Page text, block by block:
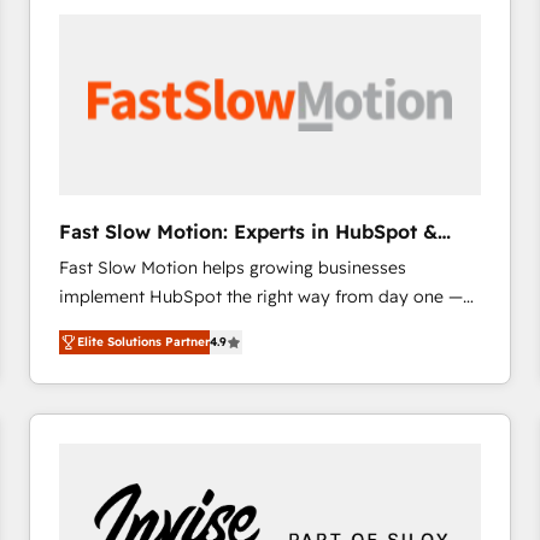
scale. 🏆 HubSpot’s CEO called us “the partner of the
future.” Others agree it is proof of trust built through
Fast Slow Motion: Experts in HubSpot &
Salesforce
Fast Slow Motion helps growing businesses
implement HubSpot the right way from day one —
with the flexibility to scale as complexity increases.
Highly certified in both HubSpot and Salesforce, we
bring deep experience in CRM implementation,
integrations, and data migration across modern
combines strong technical execution with real
business perspective. Many of our consultants have
Elite Solutions Partner4.9